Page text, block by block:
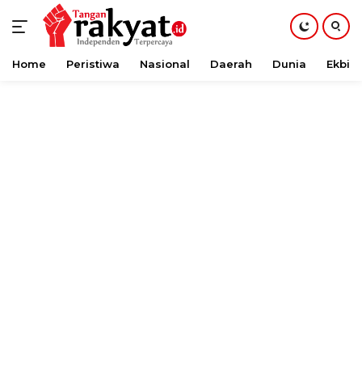
Langsung
Home Peristiwa Nasional Daerah Dunia Ekbis